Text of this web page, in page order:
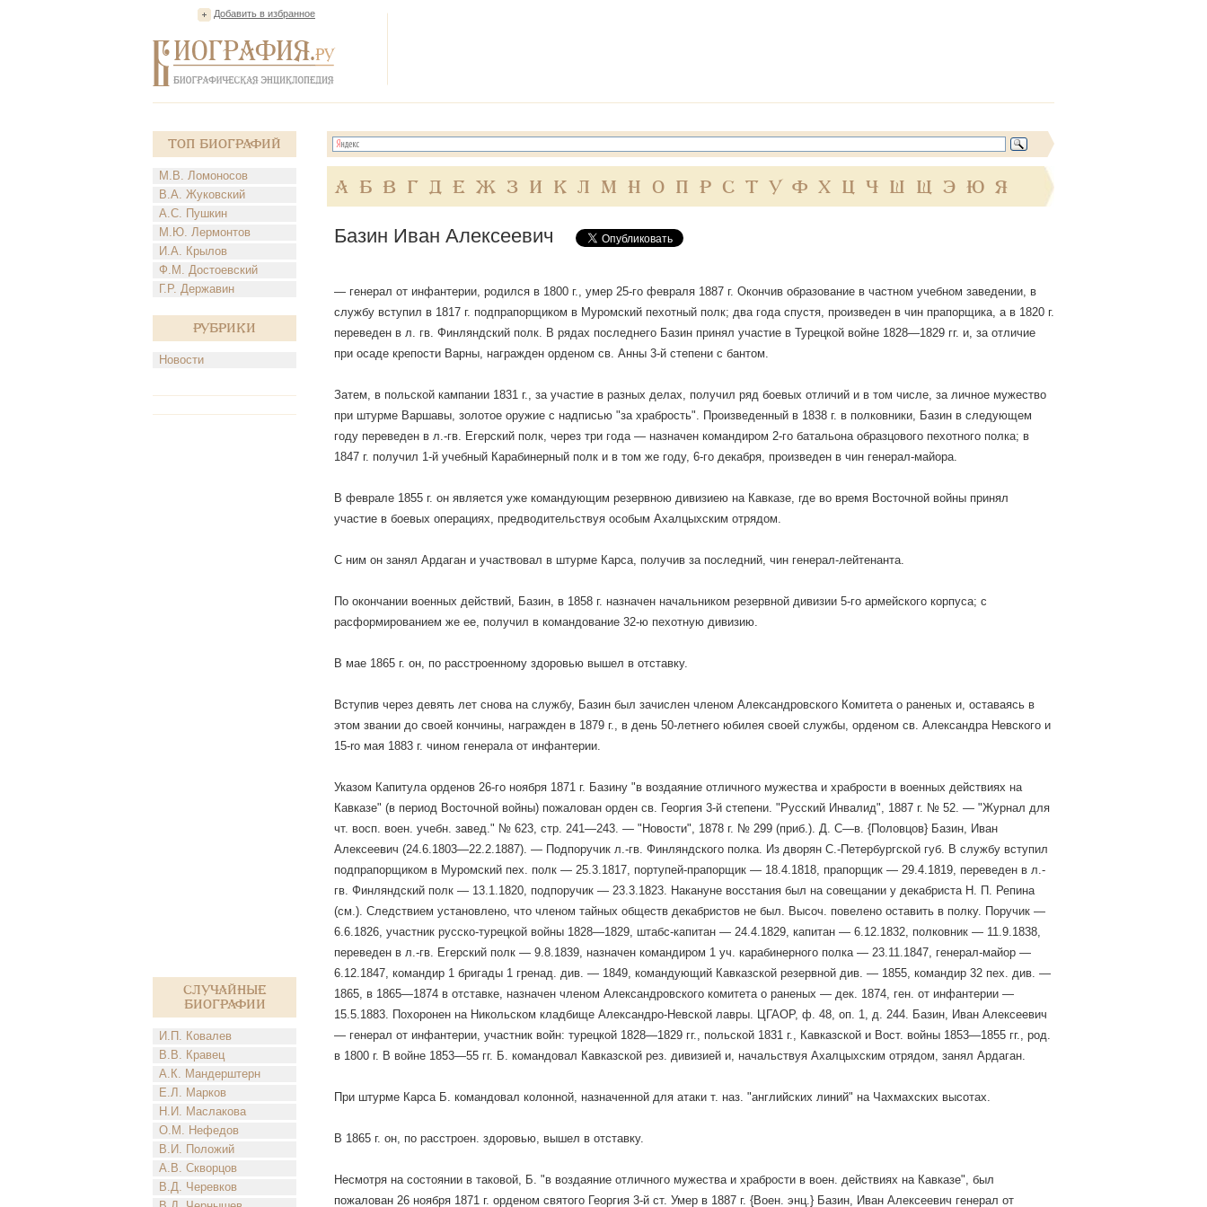
Добавить в избранное
Топ Биографий
М.В. Ломоносов
В.А. Жуковский
А.С. Пушкин
М.Ю. Лермонтов
И.А. Крылов
Ф.М. Достоевский
Г.Р. Державин
Рубрики
Новости
Случайные
биографии
И.П. Ковалев
В.В. Кравец
А.К. Мандерштерн
Е.Л. Марков
Н.И. Маслакова
О.М. Нефедов
В.И. Положий
А.В. Скворцов
В.Д. Черевков
А Б В Г Д Е Ж З И К Л М Н О П Р С Т У Ф Х Ц Ч Ш Щ Э Ю Я
Базин Иван Алексеевич
— генерал от инфантерии, родился в 1800 г., умер 25-го февраля 1887 г. Окончив образование в частном учебном заведении, в
службу вступил в 1817 г. подпрапорщиком в Муромский пехотный полк; два года спустя, произведен в чин прапорщика, а в 1820 г.
переведен в л. гв. Финляндский полк. В рядах последнего Базин принял участие в Турецкой войне 1828—1829 гг. и, за отличие
при осаде крепости Варны, награжден орденом св. Анны 3-й степени с бантом.
Затем, в польской кампании 1831 г., за участие в разных делах, получил ряд боевых отличий и в том числе, за личное мужество
при штурме Варшавы, золотое оружие с надписью "за храбрость". Произведенный в 1838 г. в полковники, Базин в следующем
году переведен в л.-гв. Егерский полк, через три года — назначен командиром 2-го батальона образцового пехотного полка; в
1847 г. получил 1-й учебный Карабинерный полк и в том же году, 6-го декабря, произведен в чин генерал-майора.
В феврале 1855 г. он является уже командующим резервною дивизиею на Кавказе, где во время Восточной войны принял
участие в боевых операциях, предводительствуя особым Ахалцыхским отрядом.
С ним он занял Ардаган и участвовал в штурме Карса, получив за последний, чин генерал-лейтенанта.
По окончании военных действий, Базин, в 1858 г. назначен начальником резервной дивизии 5-го армейского корпуса; с
расформированием же ее, получил в командование 32-ю пехотную дивизию.
В мае 1865 г. он, по расстроенному здоровью вышел в отставку.
Вступив через девять лет снова на службу, Базин был зачислен членом Александровского Комитета о раненых и, оставаясь в
этом звании до своей кончины, награжден в 1879 г., в день 50-летнего юбилея своей службы, орденом св. Александра Невского и
15-ro мая 1883 г. чином генерала от инфантерии.
Указом Капитула орденов 26-го ноября 1871 г. Базину "в воздаяние отличного мужества и храбрости в военных действиях на
Кавказе" (в период Восточной войны) пожалован орден св. Георгия 3-й степени. "Русский Инвалид", 1887 г. № 52. — "Журнал для
чт. восп. воен. учебн. завед." № 623, стр. 241—243. — "Новости", 1878 г. № 299 (приб.). Д. С—в. {Половцов} Базин, Иван
Алексеевич (24.6.1803—22.2.1887). — Подпоручик л.-гв. Финляндского полка. Из дворян С.-Петербургской губ. В службу вступил
подпрапорщиком в Муромский пех. полк — 25.3.1817, портупей-прапорщик — 18.4.1818, прапорщик — 29.4.1819, переведен в л.-
гв. Финляндский полк — 13.1.1820, подпоручик — 23.3.1823. Накануне восстания был на совещании у декабриста Н. П. Репина
(см.). Следствием установлено, что членом тайных обществ декабристов не был. Высоч. повелено оставить в полку. Поручик —
6.6.1826, участник русско-турецкой войны 1828—1829, штабс-капитан — 24.4.1829, капитан — 6.12.1832, полковник — 11.9.1838,
переведен в л.-гв. Егерский полк — 9.8.1839, назначен командиром 1 уч. карабинерного полка — 23.11.1847, генерал-майор —
6.12.1847, командир 1 бригады 1 гренад. див. — 1849, командующий Кавказской резервной див. — 1855, командир 32 пех. див. —
1865, в 1865—1874 в отставке, назначен членом Александровского комитета о раненых — дек. 1874, ген. от инфантерии —
15.5.1883. Похоронен на Никольском кладбище Александро-Невской лавры. ЦГАОР, ф. 48, оп. 1, д. 244. Базин, Иван Алексеевич
— генерал от инфантерии, участник войн: турецкой 1828—1829 гг., польской 1831 г., Кавказской и Вост. войны 1853—1855 гг., род.
в 1800 г. В войне 1853—55 гг. Б. командовал Кавказской рез. дивизией и, начальствуя Ахалцыхским отрядом, занял Ардаган.
При штурме Карса Б. командовал колонной, назначенной для атаки т. наз. "английских линий" на Чахмахских высотах.
В 1865 г. он, по расстроен. здоровью, вышел в отставку.
Несмотря на состоянии в таковой, Б. "в воздаяние отличного мужества и храбрости в воен. действиях на Кавказе", был
пожалован 26 ноября 1871 г. орденом святого Георгия 3-й ст. Умер в 1887 г. {Воен. энц.} Базин, Иван Алексеевич генерал от